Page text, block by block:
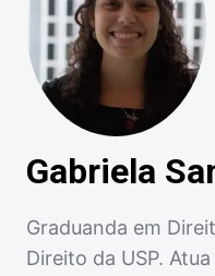
Gabriela
Graduanda em
Direito da USP.